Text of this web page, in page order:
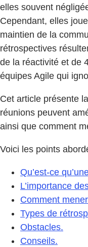
elles souvent
Cependant, elles
maintien de la
rétrospectives
de la réactivité et de
équipes Agile qui
Cet article présente
réunions peuvent
ainsi que comment
Voici les points
Qu’est-ce
L’importance
Comment
Types de
Obstacles.
Conseils.